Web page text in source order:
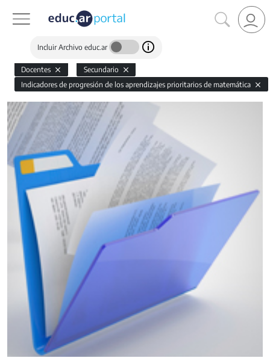
Incluir Archivo educ.ar
Docentes
Secundario
Indicadores de progresión de los aprendizajes prioritarios de matemática